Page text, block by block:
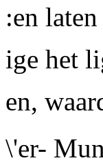
:en
ige het
en,
\'er-